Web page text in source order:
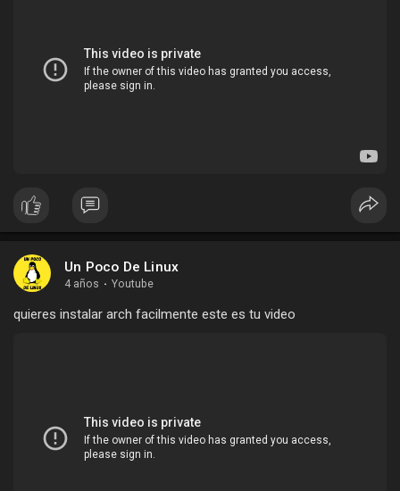
Un Poco De Linux
4 años · Youtube
quieres instalar arch facilmente este es tu video